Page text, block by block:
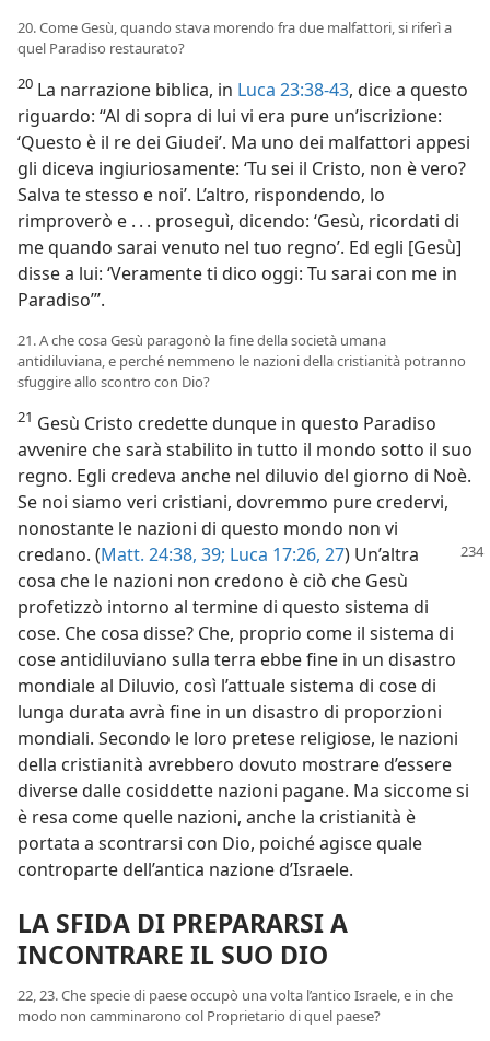
20. Come Gesù, quando stava morendo fra due malfattori, si riferì a
quel Paradiso restaurato?
20 La narrazione biblica, in Luca 23:38-43, dice a questo
riguardo: “Al di sopra di lui vi era pure un’iscrizione:
‘Questo è il re dei Giudei’. Ma uno dei malfattori appesi
gli diceva ingiuriosamente: ‘Tu sei il Cristo, non è vero?
Salva te stesso e noi’. L’altro, rispondendo, lo
rimproverò e . . . proseguì, dicendo: ‘Gesù, ricordati di
me quando sarai venuto nel tuo regno’. Ed egli [Gesù]
disse a lui: ‘Veramente ti dico oggi: Tu sarai con me in
Paradiso’”.
21. A che cosa Gesù paragonò la fine della società umana
antidiluviana, e perché nemmeno le nazioni della cristianità potranno
sfuggire allo scontro con Dio?
21 Gesù Cristo credette dunque in questo Paradiso
avvenire che sarà stabilito in tutto il mondo sotto il suo
regno. Egli credeva anche nel diluvio del giorno di Noè.
Se noi siamo veri cristiani, dovremmo pure credervi,
nonostante le nazioni di questo mondo non vi
credano. (Matt. 24:38, 39; Luca 17:26, 27) Un’altra
cosa che le nazioni non credono è ciò che Gesù
profetizzò intorno al termine di questo sistema di
cose. Che cosa disse? Che, proprio come il sistema di
cose antidiluviano sulla terra ebbe fine in un disastro
mondiale al Diluvio, così l’attuale sistema di cose di
lunga durata avrà fine in un disastro di proporzioni
mondiali. Secondo le loro pretese religiose, le nazioni
della cristianità avrebbero dovuto mostrare d’essere
diverse dalle cosiddette nazioni pagane. Ma siccome si
è resa come quelle nazioni, anche la cristianità è
portata a scontrarsi con Dio, poiché agisce quale
controparte dell’antica nazione d’Israele.
LA SFIDA DI PREPARARSI A
INCONTRARE IL SUO DIO
22, 23. Che specie di paese occupò una volta l’antico Israele, e in che
modo non camminarono col Proprietario di quel paese?